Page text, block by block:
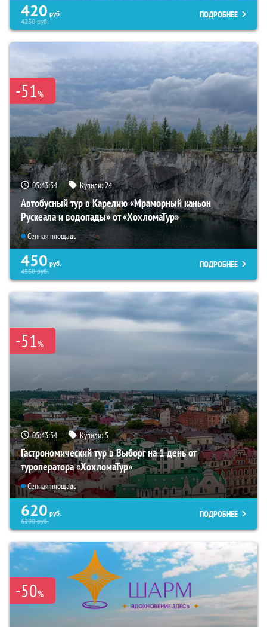
420 руб.
4230руб.
ПОДРОБНЕЕ
-51%
05:43:32 Купили:24
Автобусный тур в Карелию «Мраморный каньон
Рускеала и водопады» от «ХохломаТур»
Сенная площадь
450 руб.
4550руб.
ПОДРОБНЕЕ
-51%
05:43:32 Купили:5
Гастрономический тур в Выборг на 1 день от
туроператора «ХохломаТур»
Сенная площадь
620 руб.
6290руб.
ПОДРОБНЕЕ
-50%